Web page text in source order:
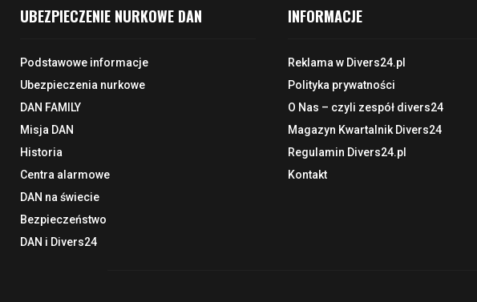
UBEZPIECZENIE NURKOWE DAN
Podstawowe informacje
Ubezpieczenia nurkowe
DAN FAMILY
Misja DAN
Historia
Centra alarmowe
DAN na świecie
Bezpieczeństwo
DAN i Divers24
INFORMACJE
Reklama w Divers24.pl
Polityka prywatności
O Nas – czyli zespół divers24
Magazyn Kwartalnik Divers24
Regulamin Divers24.pl
Kontakt